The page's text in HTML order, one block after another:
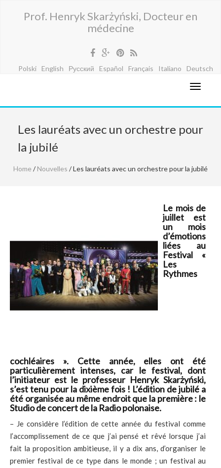
Prof. Henryk Skarżyński, Docteur en
médecine
Polski English Русский Español Français Italiano Deutsch
Les lauréats avec un orchestre pour
la jubilé
Home / Nouvelles / Les lauréats avec un orchestre pour la jubilé
Le mois de
juillet est
un mois
d’émotions
liées au
Festival «
Les
Rythmes
cochléaires ». Cette année, elles ont été
particulièrement intenses, car le festival, dont
l’initiateur est le professeur Henryk Skarżyński,
s’est tenu pour la dixième fois ! L’édition de jubilé a
été organisée au même endroit que la première : le
Studio de concert de la Radio polonaise.
– Je considère l’édition de cette année du festival comme
l’accomplissement de ce que j’ai pensé et rêvé lorsque j’ai
fait la proposition ambitieuse, il y a dix ans, d’organiser le
premier festival de ce type dans le monde ; un festival au